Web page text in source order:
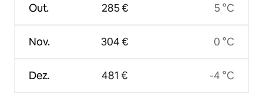
Out.
Nov.
Dez.
285 €
304 €
481 €
5 °C
0 °C
-4 °C